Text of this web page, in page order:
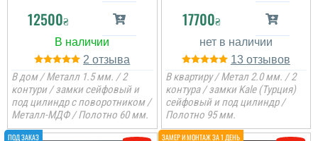
12500₴
2
В дом / Металл 1.5 мм. / 2
контури / замки сейфовый и
под цилиндр с поворотником /
Металл-МДФ / Полотно 60 мм.
17700₴
13
В квартиру / Метал 2.0 мм. / 2
контура / замки Kale (Турция)
сейфовый и под цилиндр /
Полотно 95 мм.